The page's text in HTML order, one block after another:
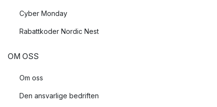
Cyber Monday
Rabattkoder Nordic Nest
OM OSS
Om oss
Den ansvarlige bedriften